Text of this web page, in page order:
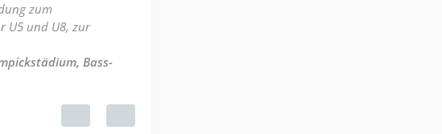
zum
U5 und U8, zur
Bass-